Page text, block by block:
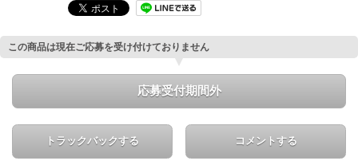
この商品は現在ご応募を受け付けておりません
応募受付期間外
トラックバックする コメントする